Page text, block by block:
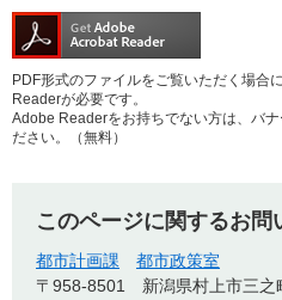
PDF形式のファイルをご覧いただく場合
Readerが必要です。
Adobe Readerをお持ちでない方は、バ
ださい。（無料）
このページに関するお問
都市計画課
都市政策室
〒958-8501
新潟県村上市三之